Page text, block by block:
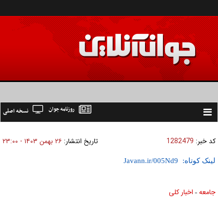
Toggle
نسخه اصلی روزنامه جوان
کد خبر: 1282479 تاریخ انتشار: ۲۶ بهمن ۱۴۰۳ - ۲۳:۰۰
لینک کوتاه:
جامعه » اخبار كلی